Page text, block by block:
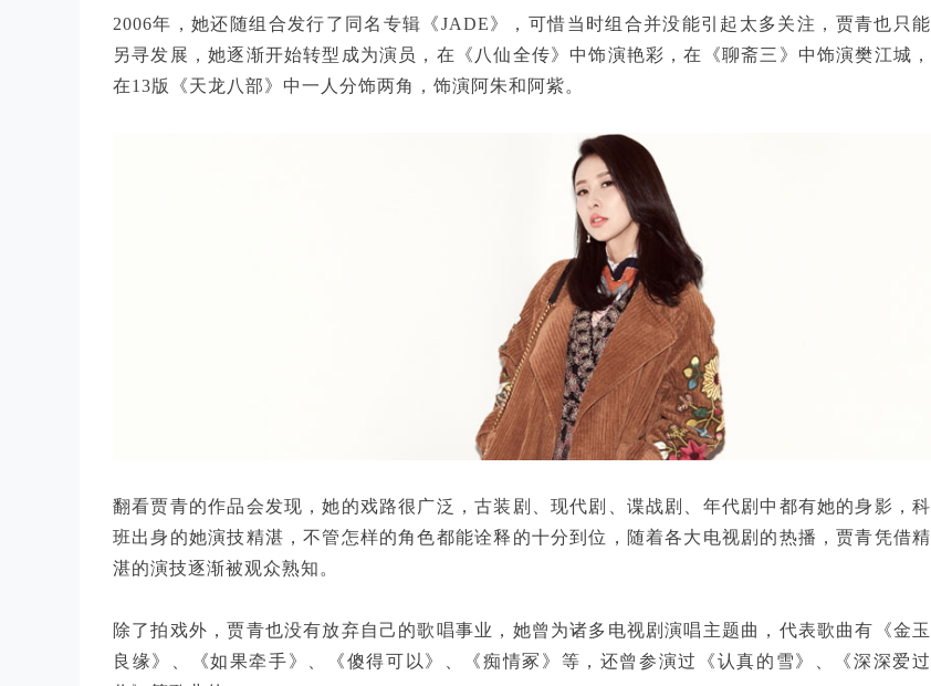
2006年，她还随组合发行了同名专辑《JADE》，可惜当时组合并没能引起太多关注，贾青也只能
另寻发展，她逐渐开始转型成为演员，在《八仙全传》中饰演艳彩，在《聊斋三》中饰演樊江城，
在13版《天龙八部》中一人分饰两角，饰演阿朱和阿紫。
翻看贾青的作品会发现，她的戏路很广泛，古装剧、现代剧、谍战剧、年代剧中都有她的身影，科
班出身的她演技精湛，不管怎样的角色都能诠释的十分到位，随着各大电视剧的热播，贾青凭借精
湛的演技逐渐被观众熟知。
除了拍戏外，贾青也没有放弃自己的歌唱事业，她曾为诸多电视剧演唱主题曲，代表歌曲有《金玉
良缘》、《如果牵手》、《傻得可以》、《痴情冢》等，还曾参演过《认真的雪》、《深深爱过